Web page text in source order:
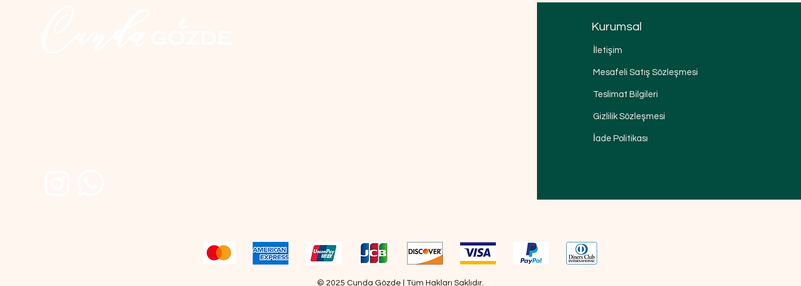
Kurumsal
İletişim
Mesafeli Satış Sözleşmesi
Teslimat Bilgileri
Gizlilik Sözleşmesi
İade Politikası
© 2025 Cunda Gözde | Tüm Hakları Saklıdır.